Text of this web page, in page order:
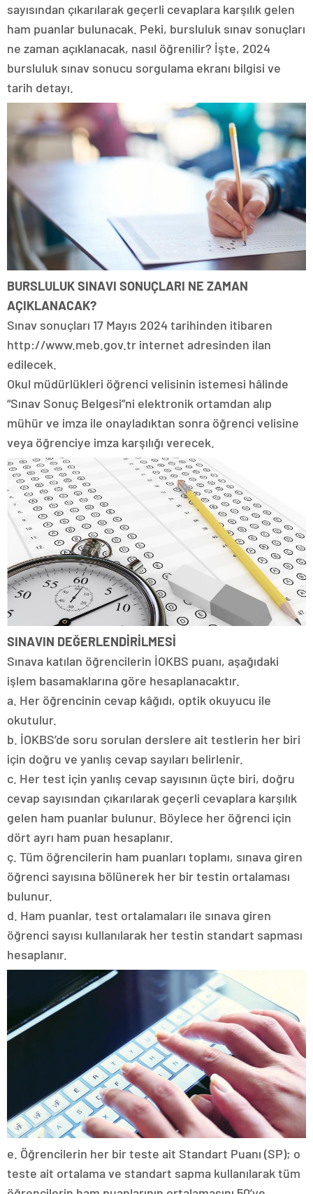
sayısından çıkarılarak geçerli cevaplara karşılık gelen
ham puanlar bulunacak. Peki, bursluluk sınav sonuçları
ne zaman açıklanacak, nasıl öğrenilir? İşte, 2024
bursluluk sınav sonucu sorgulama ekranı bilgisi ve
tarih detayı.
BURSLULUK SINAVI SONUÇLARI NE ZAMAN
AÇIKLANACAK?
Sınav sonuçları 17 Mayıs 2024 tarihinden itibaren
http://www.meb.gov.tr internet adresinden ilan
edilecek.
Okul müdürlükleri öğrenci velisinin istemesi hâlinde
“Sınav Sonuç Belgesi”ni elektronik ortamdan alıp
mühür ve imza ile onayladıktan sonra öğrenci velisine
veya öğrenciye imza karşılığı verecek.
SINAVIN DEĞERLENDİRİLMESİ
Sınava katılan öğrencilerin İOKBS puanı, aşağıdaki
işlem basamaklarına göre hesaplanacaktır.
a. Her öğrencinin cevap kâğıdı, optik okuyucu ile
okutulur.
b. İOKBS’de soru sorulan derslere ait testlerin her biri
için doğru ve yanlış cevap sayıları belirlenir.
c. Her test için yanlış cevap sayısının üçte biri, doğru
cevap sayısından çıkarılarak geçerli cevaplara karşılık
gelen ham puanlar bulunur. Böylece her öğrenci için
dört ayrı ham puan hesaplanır.
ç. Tüm öğrencilerin ham puanları toplamı, sınava giren
öğrenci sayısına bölünerek her bir testin ortalaması
bulunur.
d. Ham puanlar, test ortalamaları ile sınava giren
öğrenci sayısı kullanılarak her testin standart sapması
hesaplanır.
e. Öğrencilerin her bir teste ait Standart Puanı (SP); o
teste ait ortalama ve standart sapma kullanılarak tüm